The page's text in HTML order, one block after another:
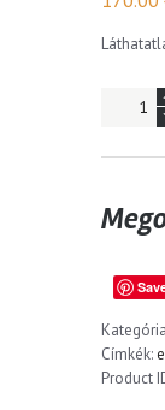
Címkék:
Product